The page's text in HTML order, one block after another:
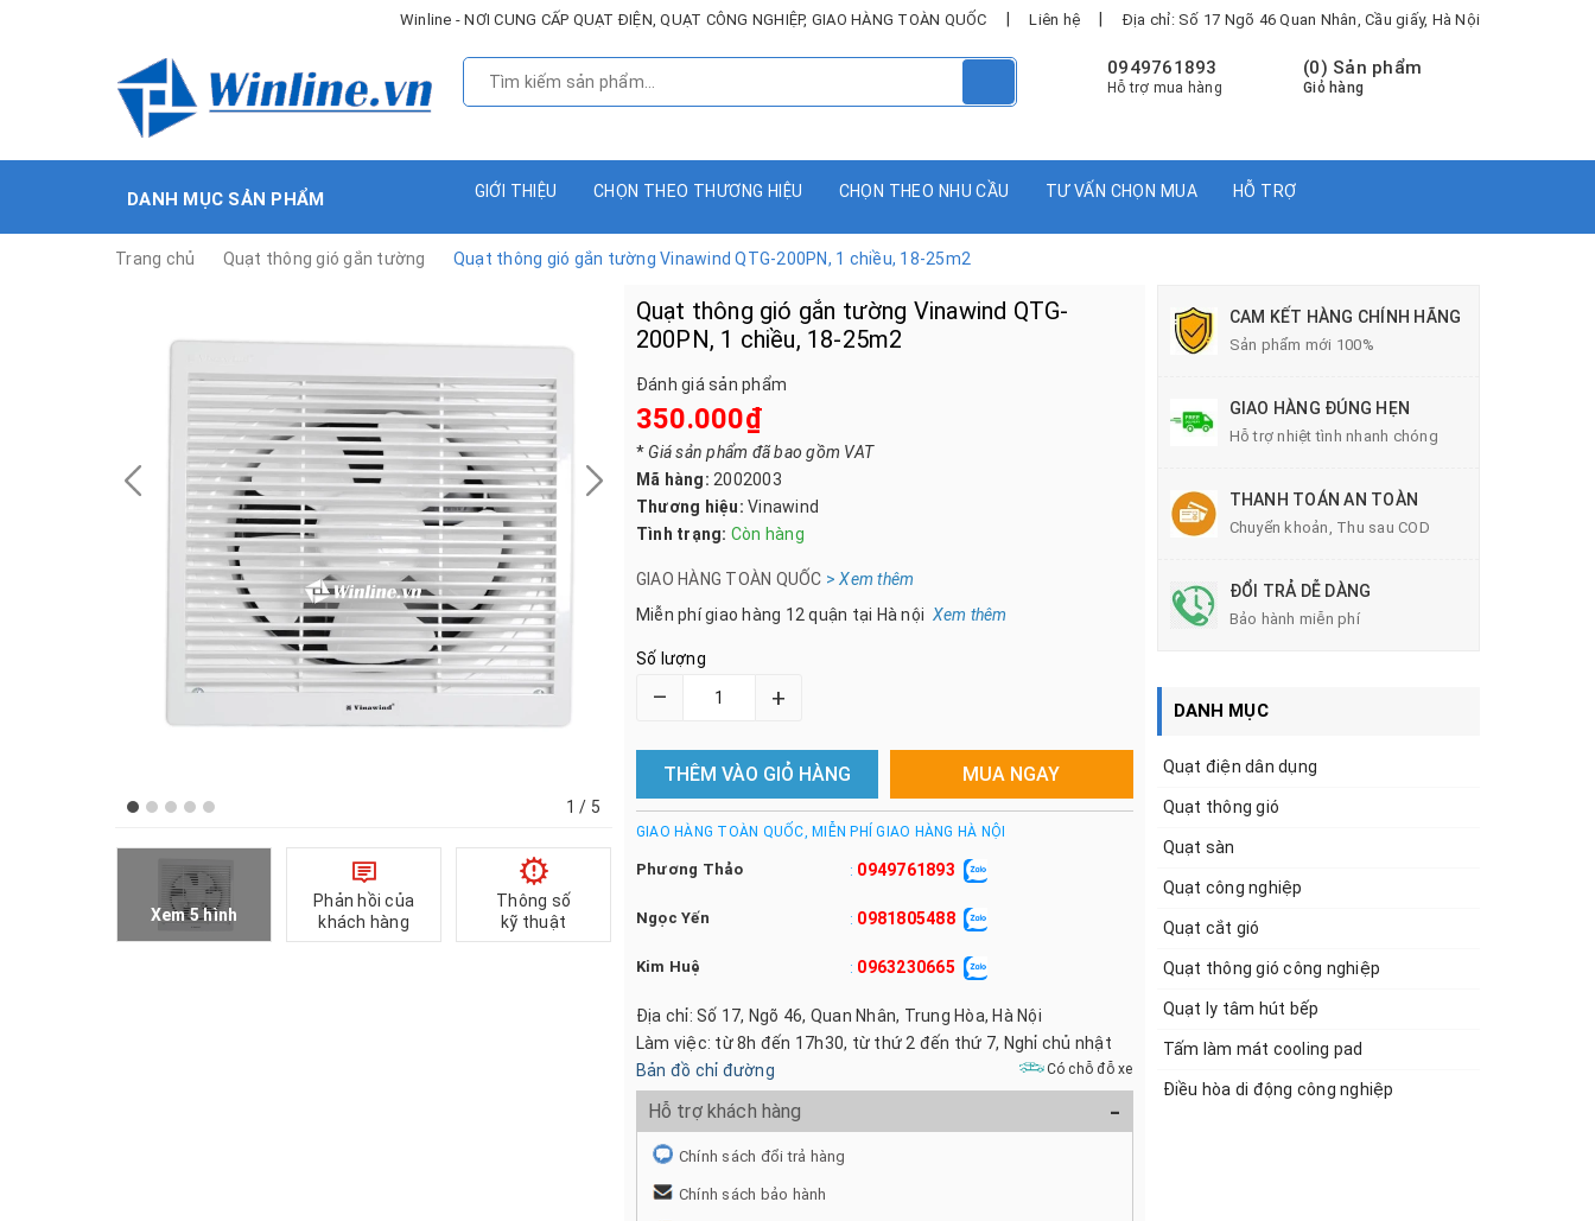
Winline - NƠI CUNG CẤP QUẠT ĐIỆN, QUẠT CÔNG NGHIỆP, GIAO HÀNG TOÀN QUỐC Liên hệ Địa chỉ: Số 17 Ngõ 46 Quan Nhân, Cầu giấy, Hà Nội
(0) Sản phẩm
Giỏ hàng
0949761893
Hỗ trợ mua hàng
DANH MỤC SẢN PHẨM GIỚI THIỆU CHỌN THEO THƯƠNG HIỆU CHỌN THEO NHU CẦU TƯ VẤN CHỌN MUA HỖ TRỢ
Trang chủ Quạt thông gió gắn tường Quạt thông gió gắn tường Vinawind QTG-200PN, 1 chiều, 18-25m2
1 / 5
Xem 5 hình
Phản hồi của
khách hàng
Thông số
kỹ thuật
Quạt thông gió gắn tường Vinawind QTG-
200PN, 1 chiều, 18-25m2
Đánh giá sản phẩm
350.000₫
*Giá sản phẩm đã bao gồm VAT
Mã hàng: 2002003
Thương hiệu: Vinawind
Tình trạng: Còn hàng
GIAO HÀNG TOÀN QUỐC > Xem thêm
Miễn phí giao hàng 12 quận tại Hà nội Xem thêm
Số lượng
– +
THÊM VÀO GIỎ HÀNG MUA NGAY
GIAO HÀNG TOÀN QUỐC, MIỄN PHÍ GIAO HÀNG HÀ NỘI
Phương Thảo : 0949761893
Ngọc Yến : 0981805488
Kim Huệ : 0963230665
Địa chỉ: Số 17, Ngõ 46, Quan Nhân, Trung Hòa, Hà Nội
Làm việc: từ 8h đến 17h30, từ thứ 2 đến thứ 7, Nghỉ chủ nhật
Bản đồ chỉ đường
Có chỗ đỗ xe
Hỗ trợ khách hàng -
Chính sách đổi trả hàng
Chính sách bảo hành
CAM KẾT HÀNG CHÍNH HÃNG
Sản phẩm mới 100%
GIAO HÀNG ĐÚNG HẸN
Hỗ trợ nhiệt tình nhanh chóng
THANH TOÁN AN TOÀN
Chuyển khoản, Thu sau COD
ĐỔI TRẢ DỄ DÀNG
Bảo hành miễn phí
DANH MỤC
Quạt điện dân dụng
Quạt thông gió
Quạt sàn
Quạt công nghiệp
Quạt cắt gió
Quạt thông gió công nghiệp
Quạt ly tâm hút bếp
Tấm làm mát cooling pad
Điều hòa di động công nghiệp